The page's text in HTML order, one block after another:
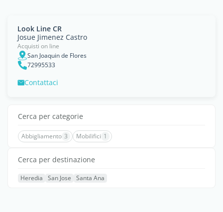
Look Line CR
Josue Jimenez Castro
Acquisti on line
San Joaquin de Flores
72995533
Contattaci
Cerca per categorie
Abbigliamento 3 Mobilifici 1
Cerca per destinazione
Heredia San Jose Santa Ana